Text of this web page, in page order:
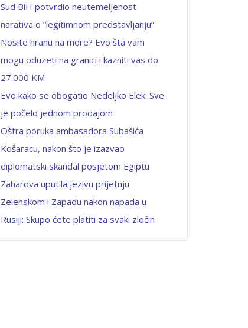
Sud BiH potvrdio neutemeljenost
narativa o “legitimnom predstavljanju”
Nosite hranu na more? Evo šta vam
mogu oduzeti na granici i kazniti vas do
27.000 KM
Evo kako se obogatio Nedeljko Elek: Sve
je počelo jednom prodajom
Oštra poruka ambasadora Subašića
Košaracu, nakon što je izazvao
diplomatski skandal posjetom Egiptu
Zaharova uputila jezivu prijetnju
Zelenskom i Zapadu nakon napada u
Rusiji: Skupo ćete platiti za svaki zločin